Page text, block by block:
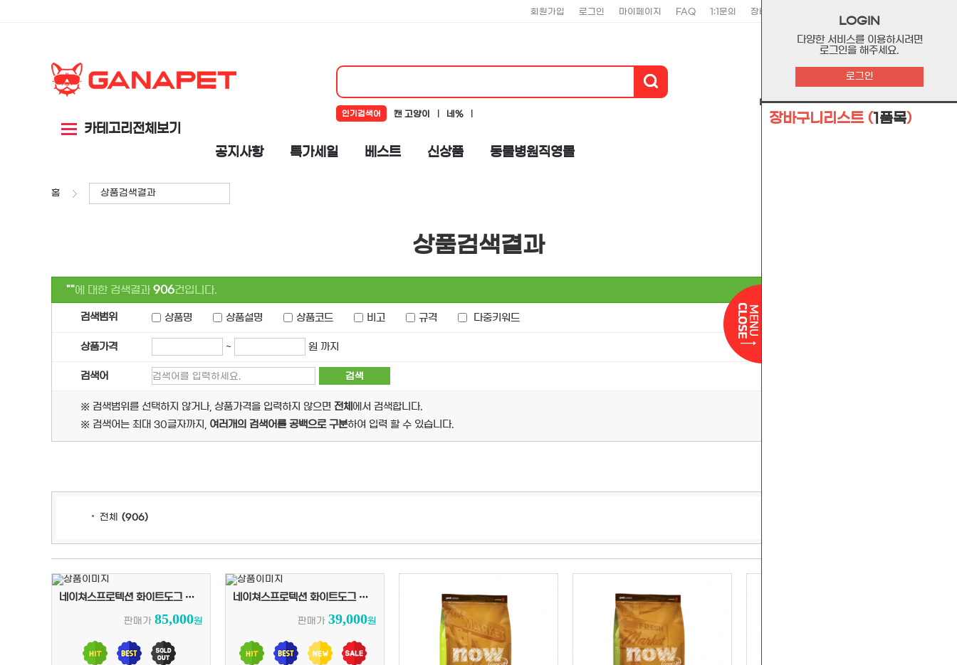
카테고리전체보기
LOGIN
다양한 서비스를 이용하시려면
로그인을 해주세요.
로그인
장바구니리스트 (1품목)
회원가입 로그인 마이페이지 FAQ 1:1문의 장바구니
인기검색어 캔 고양이 네%
뉴알엑스 코어
마이페이지
0
장바구니 고객센터
공지사항 특가세일 베스트 신상품 동물병원직영몰
홈 상품검색결과
상품검색결과
""에 대한 검색결과 906건입니다.
검색범위 상품명 상품설명 상품코드 비고 규격 다중키워드
상품가격 ~ 원 까지
검색어
※ 검색범위를 선택하지 않거나, 상품가격을 입력하지 않으면 전체 에서 검색합니다.
※ 검색어는 최대 30글자까지, 여러개의 검색어를 공백으로 구분하여 입력 할 수 있습니다.
전체 (906)
네이쳐스프로텍션 화이트도그 레드코트 어덜트 4kg
판매가 85,000원
네이쳐스프로텍션 화이트도그 레드코트 어덜트 1.5kg
판매가 39,000원